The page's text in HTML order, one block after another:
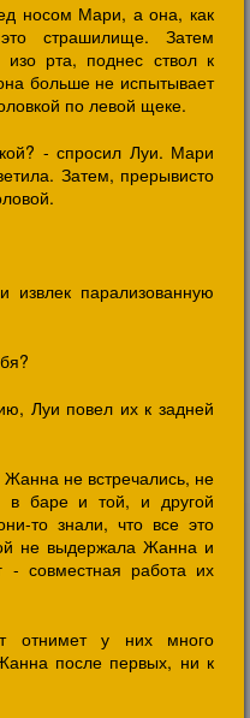
носом Мари, а она, как
страшилище. Затем
рта, поднес ствол к
больше не испытывает
по левой щеке.
- спросил Луи. Мари
Затем, прерывисто
извлек парализованную
Луи повел их к задней
не встречались, не
в баре и той, и другой
то знали, что все это
не выдержала Жанна и
- совместная работа их
отнимет у них много
после первых, ни к